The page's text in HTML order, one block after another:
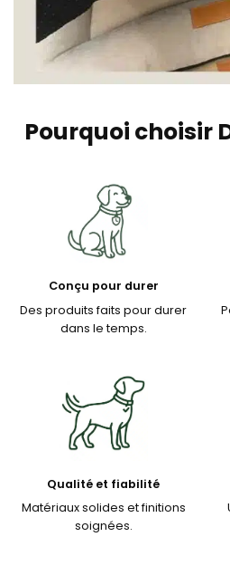
Pourquoi choisir
Conçu pour durer
Des produits faits pour durer
dans le temps.
Qualité et fiabilité
Matériaux solides et finitions
soignées.